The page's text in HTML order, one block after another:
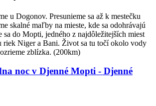
u Dogonov. Presunieme sa až k mestečku
skalné maľby na mieste, kde sa odohrávajú
sa do Mopti, jedného z najdôležitejších miest
riek Niger a Bani. Život sa tu točí okolo vody
zblízka. (200km)
noc v Djenné Mopti - Djenné